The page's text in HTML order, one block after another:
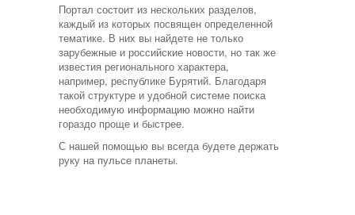
Портал состоит из нескольких разделов,
каждый из которых посвящен определенной
тематике. В них вы найдете не только
зарубежные и российские новости, но так же
известия регионального характера,
например, республике Бурятий. Благодаря
такой структуре и удобной системе поиска
необходимую информацию можно найти
гораздо проще и быстрее.
С нашей помощью вы всегда будете держать
руку на пульсе планеты.